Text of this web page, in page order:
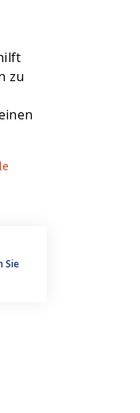
zu
Sie